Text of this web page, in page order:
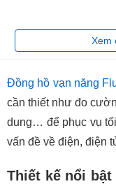
Xem
Đồng hồ vạn năng
cần thiết như đo
dung… để phục vụ
vấn đề về điện, điện
Thiết kế nổi bật